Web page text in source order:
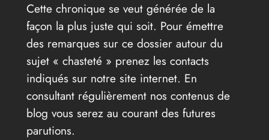
Cette chronique se veut générée de la
façon la plus juste qui soit. Pour émettre
des remarques sur ce dossier autour du
sujet « chasteté » prenez les contacts
indiqués sur notre site internet. En
consultant régulièrement nos contenus de
blog vous serez au courant des futures
parutions.